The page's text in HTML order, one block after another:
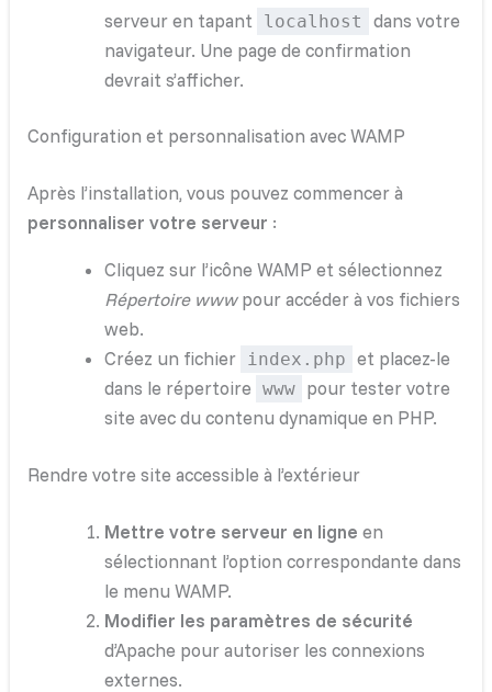
serveur en tapant
localhost
dans votre
navigateur. Une page de confirmation
devrait s’afficher.
Configuration et personnalisation avec WAMP
Après l’installation, vous pouvez commencer à
personnaliser votre serveur :
Cliquez sur l’icône WAMP et sélectionnez
Répertoire wwwpour accéder à vos fichiers
web.
Créez un fichier index.php et placez-le
dans le répertoire www
pour tester votre
site avec du contenu dynamique en PHP.
Rendre votre site accessible à l’extérieur
Mettre votre serveur en ligne en
sélectionnant l’option correspondante dans
le menu WAMP.
Modifier les paramètres de sécurité
d’Apache pour autoriser les connexions
externes.